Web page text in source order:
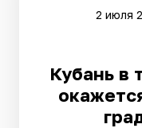
2 июля
Кубань в